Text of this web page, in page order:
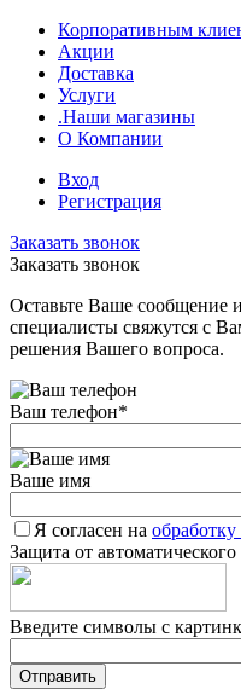
Корпоративным
Акции
Доставка
Услуги
.Наши магазины
О Компании
Вход
Регистрация
Заказать звонок
Заказать звонок
Оставьте Ваше сообщение
специалисты свяжутся с
решения Вашего вопроса.
Ваш телефон*
Ваше имя
Я согласен на
Защита от
Введите символы с